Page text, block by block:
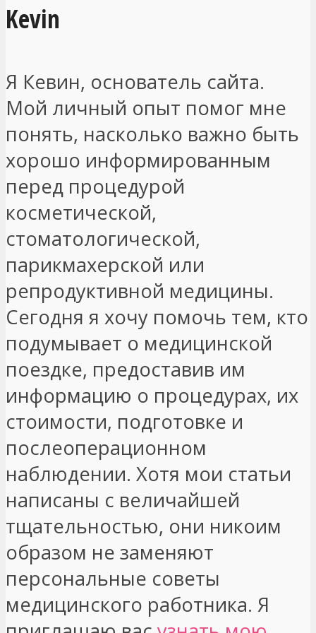
Kevin
Я Кевин, основатель сайта.
Мой личный опыт помог мне
понять, насколько важно быть
хорошо информированным
перед процедурой
косметической,
стоматологической,
парикмахерской или
репродуктивной медицины.
Сегодня я хочу помочь тем, кто
подумывает о медицинской
поездке, предоставив им
информацию о процедурах, их
стоимости, подготовке и
послеоперационном
наблюдении. Хотя мои статьи
написаны с величайшей
тщательностью, они никоим
образом не заменяют
персональные советы
медицинского работника. Я